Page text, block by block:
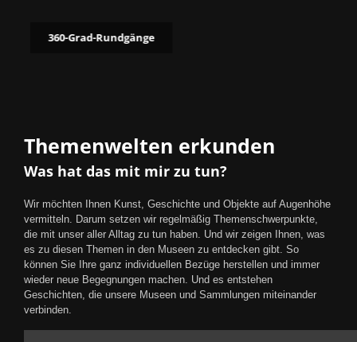
360-Grad-Rundgänge
Themenwelten erkunden
Was hat das mit mir zu tun?
Wir möchten Ihnen Kunst, Geschichte und Objekte auf Augenhöhe
vermitteln. Darum setzen wir regelmäßig Themenschwerpunkte,
die mit unser aller Alltag zu tun haben. Und wir zeigen Ihnen, was
es zu diesen Themen in den Museen zu entdecken gibt. So
können Sie Ihre ganz individuellen Bezüge herstellen und immer
wieder neue Begegnungen machen. Und es entstehen
Geschichten, die unsere Museen und Sammlungen miteinander
verbinden.